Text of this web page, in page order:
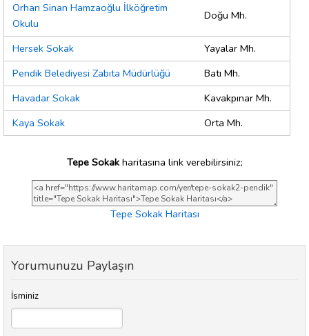
Orhan Sinan Hamzaoğlu İlköğretim
Okulu
Doğu Mh.
Hersek Sokak
Yayalar Mh.
Pendik Belediyesi Zabıta Müdürlüğü
Batı Mh.
Havadar Sokak
Kavakpınar Mh.
Kaya Sokak
Orta Mh.
Tepe Sokakharitasına link verebilirsiniz;
Tepe Sokak Haritası
Yorumunuzu Paylaşın
İsminiz